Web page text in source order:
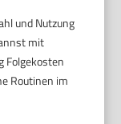
und Nutzung
mit
Folgekosten
Routinen im